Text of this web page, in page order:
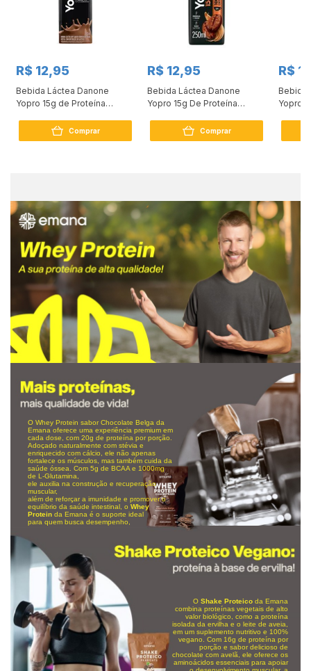
R$ 12,95
Bebida Láctea Danone
Yopro 15g de Proteína
Comprar
R$ 12,95
Bebida Láctea Danone
Yopro 15g De Proteína
Comprar
R$
Bebida
Yopro